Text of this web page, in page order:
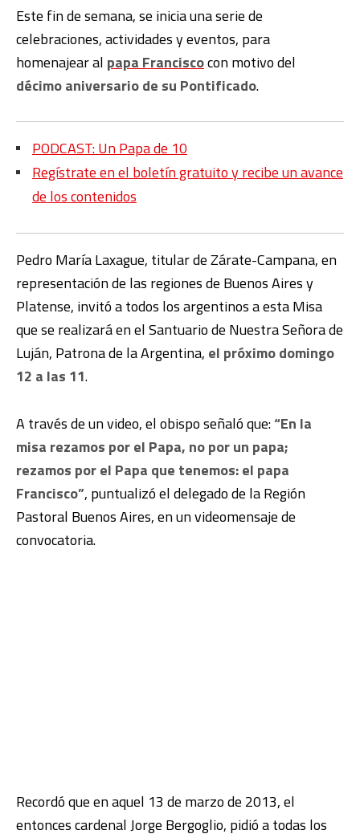
Este fin de semana, se inicia una serie de
celebraciones, actividades y eventos, para
homenajear al papa Franciscocon motivo del
décimo aniversario de su Pontificado.
PODCAST: Un Papa de 10
Regístrate en el boletín gratuito y recibe un avance
de los contenidos
Pedro María Laxague, titular de Zárate-Campana, en
representación de las regiones de Buenos Aires y
Platense, invitó a todos los argentinos a esta Misa
que se realizará en el Santuario de Nuestra Señora de
Luján, Patrona de la Argentina, el próximo domingo
12 a las 11.
A través de un video, el obispo señaló que:“En la
misa rezamos por el Papa, no por un papa;
rezamos por el Papa que tenemos: el papa
Francisco”, puntualizó el delegado de la Región
Pastoral Buenos Aires, en un videomensaje de
convocatoria.
Recordó que en aquel 13 de marzo de 2013, el
entonces cardenal Jorge Bergoglio, pidió a todas los